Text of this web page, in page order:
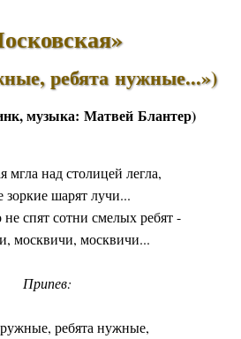
ребята нужные...»)
, музыка: Матвей Блантер)
мгла над столицей легла,
зоркие шарят лучи...
спят сотни смелых ребят -
москвичи, москвичи...
Припев:
ребята нужные,